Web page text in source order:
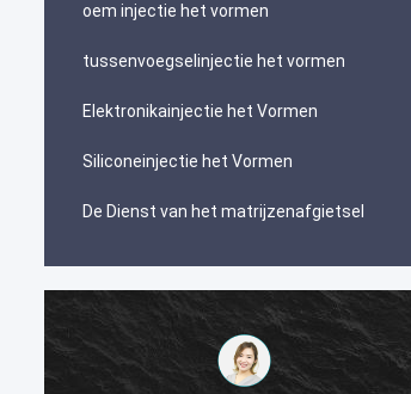
oem injectie het vormen
tussenvoegselinjectie het vormen
Elektronikainjectie het Vormen
Siliconeinjectie het Vormen
De Dienst van het matrijzenafgietsel